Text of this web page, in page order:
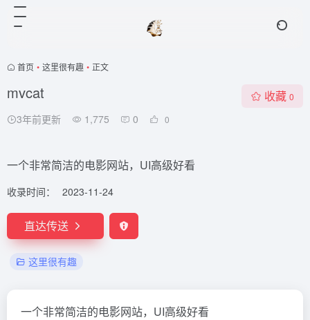
首页 • 这里很有趣 • 正文
mvcat
3年前更新 1,775 0 0
收藏 0
一个非常简洁的电影网站，UI高级好看
收录时间： 2023-11-24
直达传送
这里很有趣
一个非常简洁的电影网站，UI高级好看